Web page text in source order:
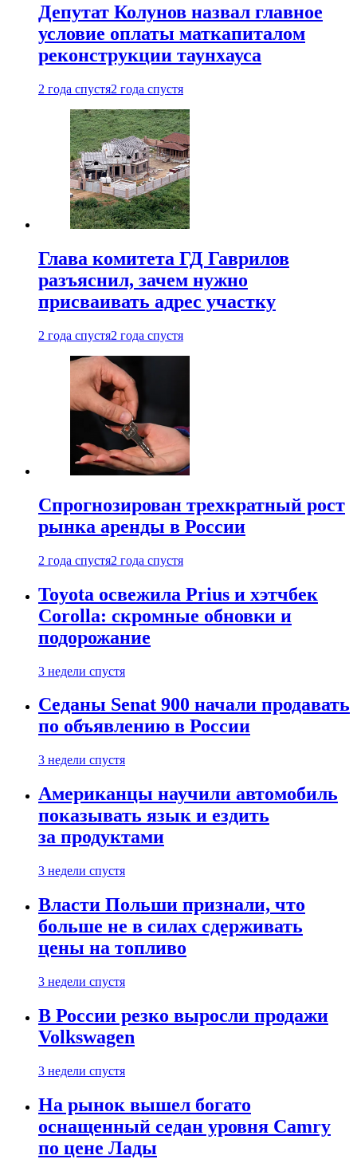
Депутат Колунов назвал главное
условие оплаты маткапиталом
реконструкции таунхауса
2 года спустя2 года спустя
Глава комитета ГД Гаврилов
разъяснил, зачем нужно
присваивать адрес участку
2 года спустя2 года спустя
Спрогнозирован трехкратный рост
рынка аренды в России
2 года спустя2 года спустя
Toyota освежила Prius и хэтчбек
Corolla: скромные обновки и
подорожание
3 недели спустя
Седаны Senat 900 начали продавать
по объявлению в России
3 недели спустя
Американцы научили автомобиль
показывать язык и ездить
за продуктами
3 недели спустя
Власти Польши признали, что
больше не в силах сдерживать
цены на топливо
3 недели спустя
В России резко выросли продажи
Volkswagen
3 недели спустя
На рынок вышел богато
оснащенный седан уровня Camry
по цене Лады